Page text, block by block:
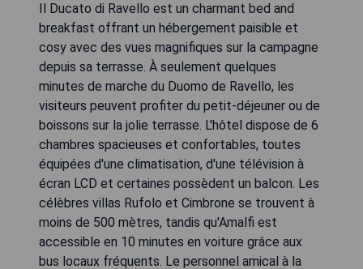
Il Ducato di Ravello est un charmant bed and
breakfast offrant un hébergement paisible et
cosy avec des vues magnifiques sur la campagne
depuis sa terrasse. À seulement quelques
minutes de marche du Duomo de Ravello, les
visiteurs peuvent profiter du petit-déjeuner ou de
boissons sur la jolie terrasse. L'hôtel dispose de 6
chambres spacieuses et confortables, toutes
équipées d'une climatisation, d'une télévision à
écran LCD et certaines possèdent un balcon. Les
célèbres villas Rufolo et Cimbrone se trouvent à
moins de 500 mètres, tandis qu'Amalfi est
accessible en 10 minutes en voiture grâce aux
bus locaux fréquents. Le personnel amical à la